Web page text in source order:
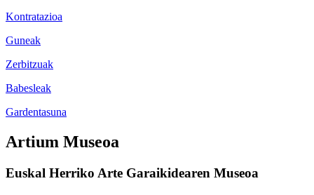
Kontratazioa
Guneak
Zerbitzuak
Babesleak
Gardentasuna
Artium Museoa
Euskal Herriko Arte Garaikidearen Museoa